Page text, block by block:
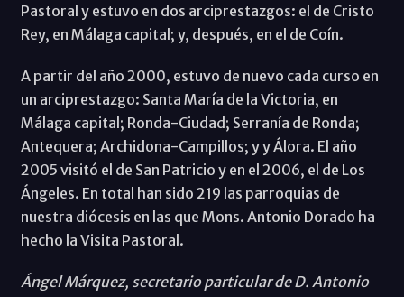
Pastoral y estuvo en dos arciprestazgos: el de Cristo
Rey, en Málaga capital; y, después, en el de Coín.
A partir del año 2000, estuvo de nuevo cada curso en
un arciprestazgo: Santa María de la Victoria, en
Málaga capital; Ronda-Ciudad; Serranía de Ronda;
Antequera; Archidona-Campillos; y y Álora. El año
2005 visitó el de San Patricio y en el 2006, el de Los
Ángeles. En total han sido 219 las parroquias de
nuestra diócesis en las que Mons. Antonio Dorado ha
hecho la Visita Pastoral.
Ángel Márquez, secretario particular de D. Antonio